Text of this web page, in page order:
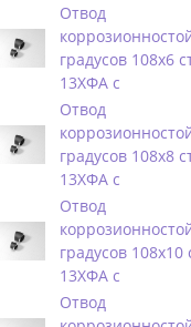
Отвод
градусов 108х6
13ХФА с
Отвод
градусов 108х8
13ХФА с
Отвод
градусов 108х10
13ХФА с
Отвод